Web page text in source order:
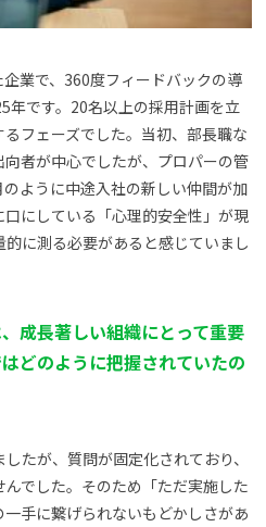
業で、360度フィードバックの導
年です。20名以上の採用計画を立
フェーズでした。当初、部長職な
者が中心でしたが、プロパーの管
ように中途入社の新しい仲間が加
にしている「心理的安全性」が現
に測る必要があると感じていまし
成長著しい組織にとって重要
どのように把握されていたの
たが、質問が固定化されており、
でした。そのため「ただ実施した
手に繋げられないもどかしさがあ